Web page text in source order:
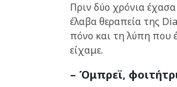
Πριν δύο χρόνια
έλαβα θεραπεία της
πόνο και τη λύπη που
είχαμε.
– Όμπρεϊ,